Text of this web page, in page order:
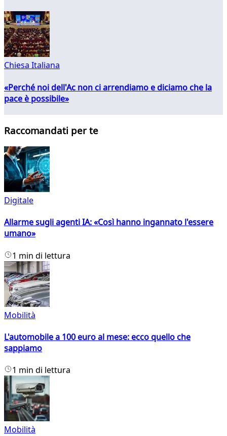
Chiesa Italiana
«Perché noi dell'Ac non ci arrendiamo e diciamo che la
pace è possibile»
Raccomandati per te
Digitale
Allarme sugli agenti IA: «Così hanno ingannato l'essere
umano»
1 min di lettura
Mobilità
L'automobile a 100 euro al mese: ecco quello che
sappiamo
1 min di lettura
Mobilità